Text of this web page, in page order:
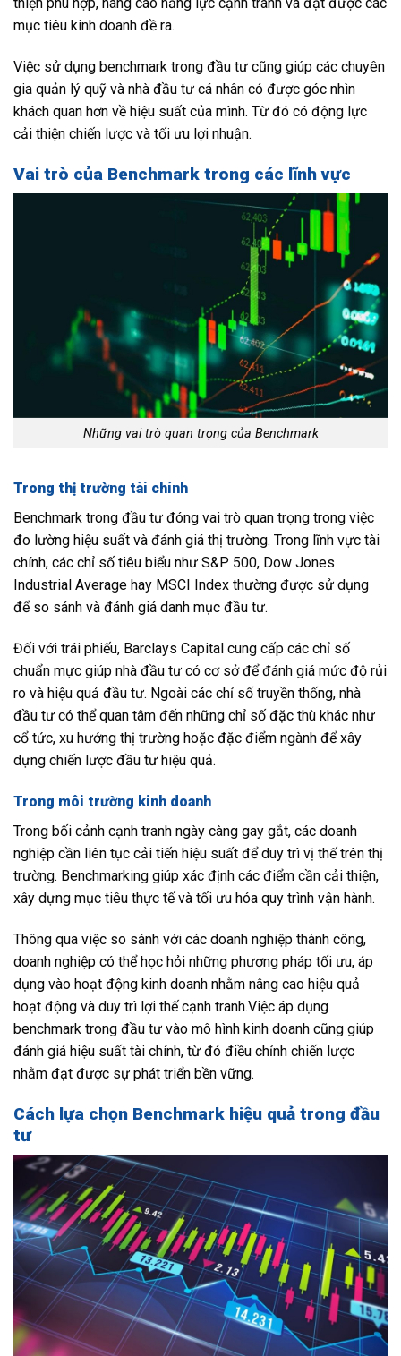
mục tiêu kinh doanh đề ra.
Việc sử dụng benchmark trong đầu tư cũng giúp các chuyên
gia quản lý quỹ và nhà đầu tư cá nhân có được góc nhìn
khách quan hơn về hiệu suất của mình. Từ đó có động lực
cải thiện chiến lược và tối ưu lợi nhuận.
Vai trò của Benchmark trong các lĩnh vực
Những vai trò quan trọng của Benchmark
Trong thị trường tài chính
Benchmark trong đầu tư đóng vai trò quan trọng trong việc
đo lường hiệu suất và đánh giá thị trường. Trong lĩnh vực tài
chính, các chỉ số tiêu biểu như S&P 500, Dow Jones
Industrial Average hay MSCI Index thường được sử dụng
để so sánh và đánh giá danh mục đầu tư.
Đối với trái phiếu, Barclays Capital cung cấp các chỉ số
chuẩn mực giúp nhà đầu tư có cơ sở để đánh giá mức độ rủi
ro và hiệu quả đầu tư. Ngoài các chỉ số truyền thống, nhà
đầu tư có thể quan tâm đến những chỉ số đặc thù khác như
cổ tức, xu hướng thị trường hoặc đặc điểm ngành để xây
dựng chiến lược đầu tư hiệu quả.
Trong môi trường kinh doanh
Trong bối cảnh cạnh tranh ngày càng gay gắt, các doanh
nghiệp cần liên tục cải tiến hiệu suất để duy trì vị thế trên thị
trường. Benchmarking giúp xác định các điểm cần cải thiện,
xây dựng mục tiêu thực tế và tối ưu hóa quy trình vận hành.
Thông qua việc so sánh với các doanh nghiệp thành công,
doanh nghiệp có thể học hỏi những phương pháp tối ưu, áp
dụng vào hoạt động kinh doanh nhằm nâng cao hiệu quả
hoạt động và duy trì lợi thế cạnh tranh.Việc áp dụng
benchmark trong đầu tư vào mô hình kinh doanh cũng giúp
đánh giá hiệu suất tài chính, từ đó điều chỉnh chiến lược
nhằm đạt được sự phát triển bền vững.
Cách lựa chọn Benchmark hiệu quả trong đầu
tư